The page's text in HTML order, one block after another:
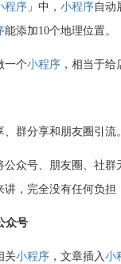
程序 」中， 小程序自动
能添加10个地理位置。
一个小程序 ，相当于给
群分享和朋友圈引流。
公众号、朋友圈、社群
讲，完全没有任何负担
众号
关小程序 ，文章插入小